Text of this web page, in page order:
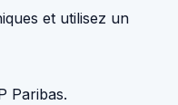
et utilisez un
Paribas.